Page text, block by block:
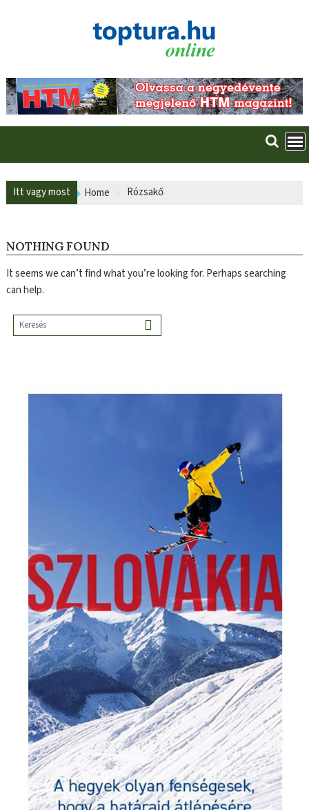
Itt vagy most Home Rózsakő
NOTHING FOUND
It seems we can’t find what you’re looking for. Perhaps searching
can help.